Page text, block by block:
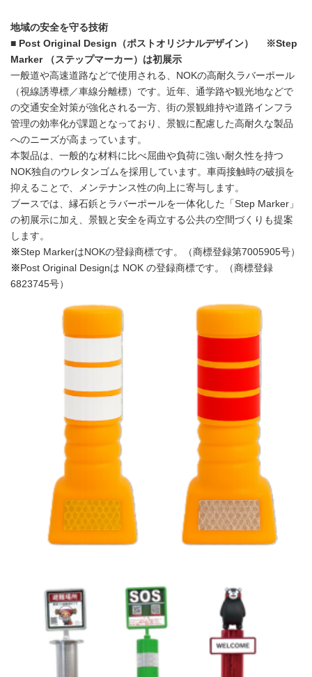
地域の安全を守る技術
■ Post Original Design（ポストオリジナルデザイン） ※Step
Marker （ステップマーカー）は初展示
一般道や高速道路などで使用される、NOKの高耐久ラバーポール
（視線誘導標／車線分離標）です。近年、通学路や観光地などで
の交通安全対策が強化される一方、街の景観維持や道路インフラ
管理の効率化が課題となっており、景観に配慮した高耐久な製品
へのニーズが高まっています。
本製品は、一般的な材料に比べ屈曲や負荷に強い耐久性を持つ
NOK独自のウレタンゴムを採用しています。車両接触時の破損を
抑えることで、メンテナンス性の向上に寄与します。
ブースでは、縁石鋲とラバーポールを一体化した「Step Marker」
の初展示に加え、景観と安全を両立する公共の空間づくりも提案
します。
※Step MarkerはNOKの登録商標です。（商標登録第7005905号）
※Post Original Designは NOK の登録商標です。（商標登録
6823745号）